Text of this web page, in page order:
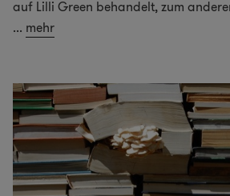
auf Lilli Green behandelt, zum
... mehr